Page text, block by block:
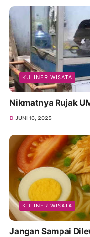
KULINER WISATA
Nikmatnya Rujak
JUNI 16, 2025
KULINER WISATA
Jangan Sampai